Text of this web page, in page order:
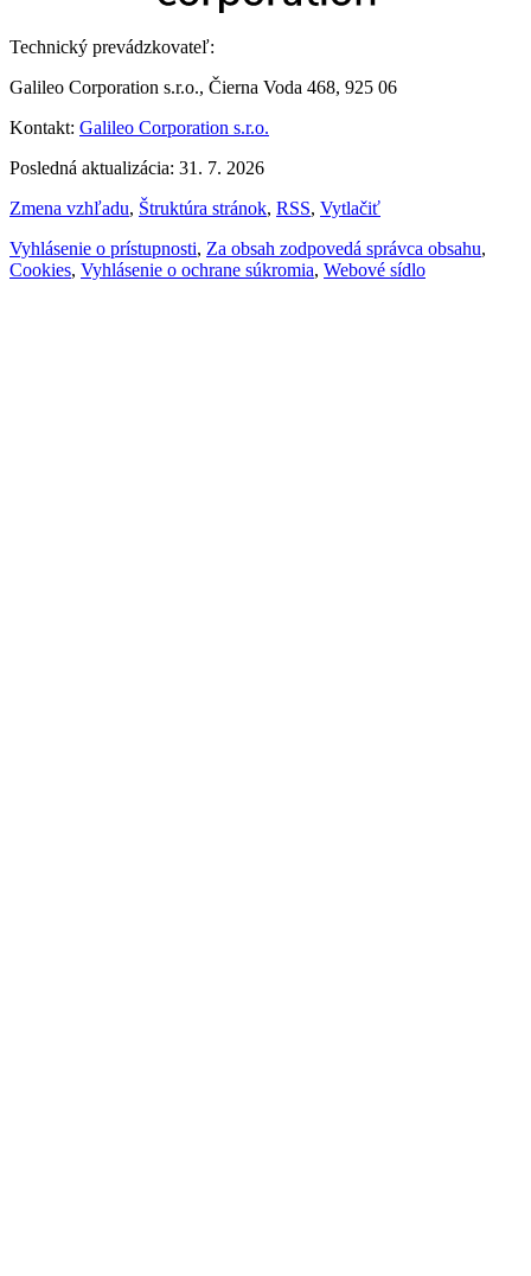
Technický prevádzkovateľ:
Galileo Corporation s.r.o., Čierna Voda 468, 925 06
Kontakt: Galileo Corporation s.r.o.
Posledná aktualizácia: 31. 7. 2026
Zmena vzhľadu, Štruktúra stránok, RSS, Vytlačiť
Vyhlásenie o prístupnosti, Za obsah zodpovedá správca obsahu,
Cookies, Vyhlásenie o ochrane súkromia, Webové sídlo